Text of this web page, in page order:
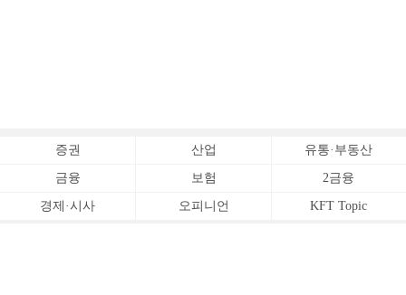
증권 산업 유통·부동산
금융 보험 2금융
경제·시사 오피니언 KFT Topic